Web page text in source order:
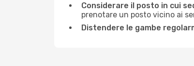
Considerare il posto in cui
prenotare un posto vicino ai
Distendere le gambe